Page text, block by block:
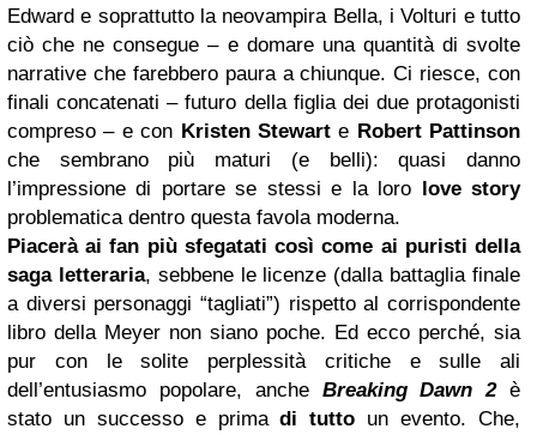
Edward e soprattutto la neovampira Bella, i Volturi e tutto
ciò che ne consegue – e domare una quantità di svolte
narrative che farebbero paura a chiunque. Ci riesce, con
finali concatenati – futuro della figlia dei due protagonisti
compreso – e con Kristen Stewarte Robert Pattinson
che sembrano più maturi (e belli): quasi danno
l’impressione di portare se stessi e la loro love story
problematica dentro questa favola moderna.
Piacerà ai fan più sfegatati così come ai puristi della
saga letteraria, sebbene le licenze (dalla battaglia finale
a diversi personaggi “tagliati”) rispetto al corrispondente
libro della Meyer non siano poche. Ed ecco perché, sia
pur con le solite perplessità critiche e sulle ali
dell’entusiasmo popolare, anche Breaking Dawn 2è
stato un successo e primadi tutto un evento. Che,